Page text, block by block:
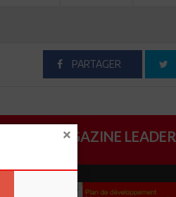
PARTAGER
MAGAZINE